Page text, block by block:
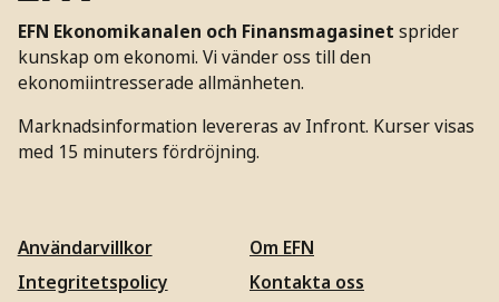
EFN Ekonomikanalen och Finansmagasinet sprider
kunskap om ekonomi. Vi vänder oss till den
ekonomiintresserade allmänheten.
Marknadsinformation levereras av Infront. Kurser visas
med 15 minuters fördröjning.
Användarvillkor
Integritetspolicy
Om EFN
Kontakta oss